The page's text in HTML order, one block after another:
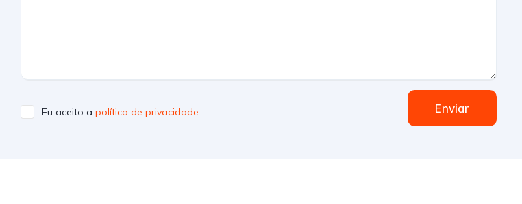
Eu aceito a política de privacidade Enviar